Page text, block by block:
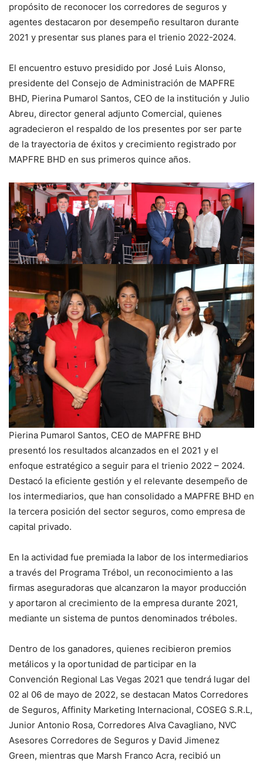
propósito de reconocer los corredores de seguros y
agentes destacaron por desempeño resultaron durante
2021 y presentar sus planes para el trienio 2022-2024.
El encuentro estuvo presidido por José Luis Alonso,
presidente del Consejo de Administración de MAPFRE
BHD, Pierina Pumarol Santos, CEO de la institución y Julio
Abreu, director general adjunto Comercial, quienes
agradecieron el respaldo de los presentes por ser parte
de la trayectoria de éxitos y crecimiento registrado por
MAPFRE BHD en sus primeros quince años.
Pierina Pumarol Santos, CEO de MAPFRE BHD
presentó los resultados alcanzados en el 2021 y el
enfoque estratégico a seguir para el trienio 2022 – 2024.
Destacó la eficiente gestión y el relevante desempeño de
los intermediarios, que han consolidado a MAPFRE BHD en
la tercera posición del sector seguros, como empresa de
capital privado.
En la actividad fue premiada la labor de los intermediarios
a través del Programa Trébol, un reconocimiento a las
firmas aseguradoras que alcanzaron la mayor producción
y aportaron al crecimiento de la empresa durante 2021,
mediante un sistema de puntos denominados tréboles.
Dentro de los ganadores, quienes recibieron premios
metálicos y la oportunidad de participar en la
Convención Regional Las Vegas 2021 que tendrá lugar del
02 al 06 de mayo de 2022, se destacan Matos Corredores
de Seguros, Affinity Marketing Internacional, COSEG S.R.L,
Junior Antonio Rosa, Corredores Alva Cavagliano, NVC
Asesores Corredores de Seguros y David Jimenez
Green, mientras que Marsh Franco Acra, recibió un